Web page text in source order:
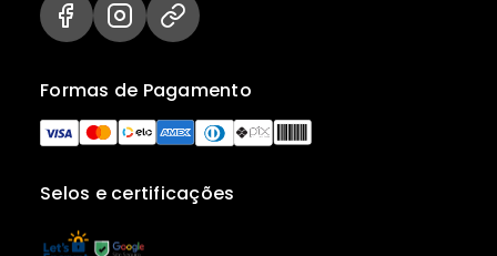
Selos e certificações
Formas de Pagamento